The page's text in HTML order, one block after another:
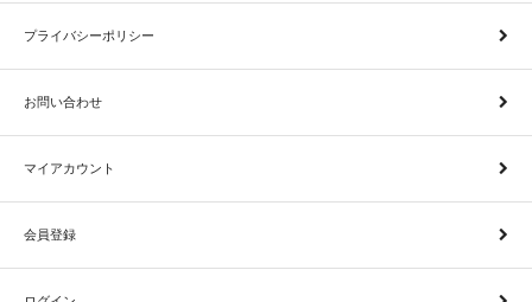
プライバシーポリシー
お問い合わせ
マイアカウント
会員登録